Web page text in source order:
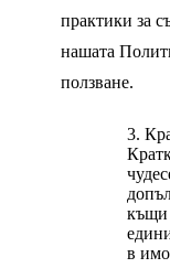
практики за
нашата
ползване.
къщи
в